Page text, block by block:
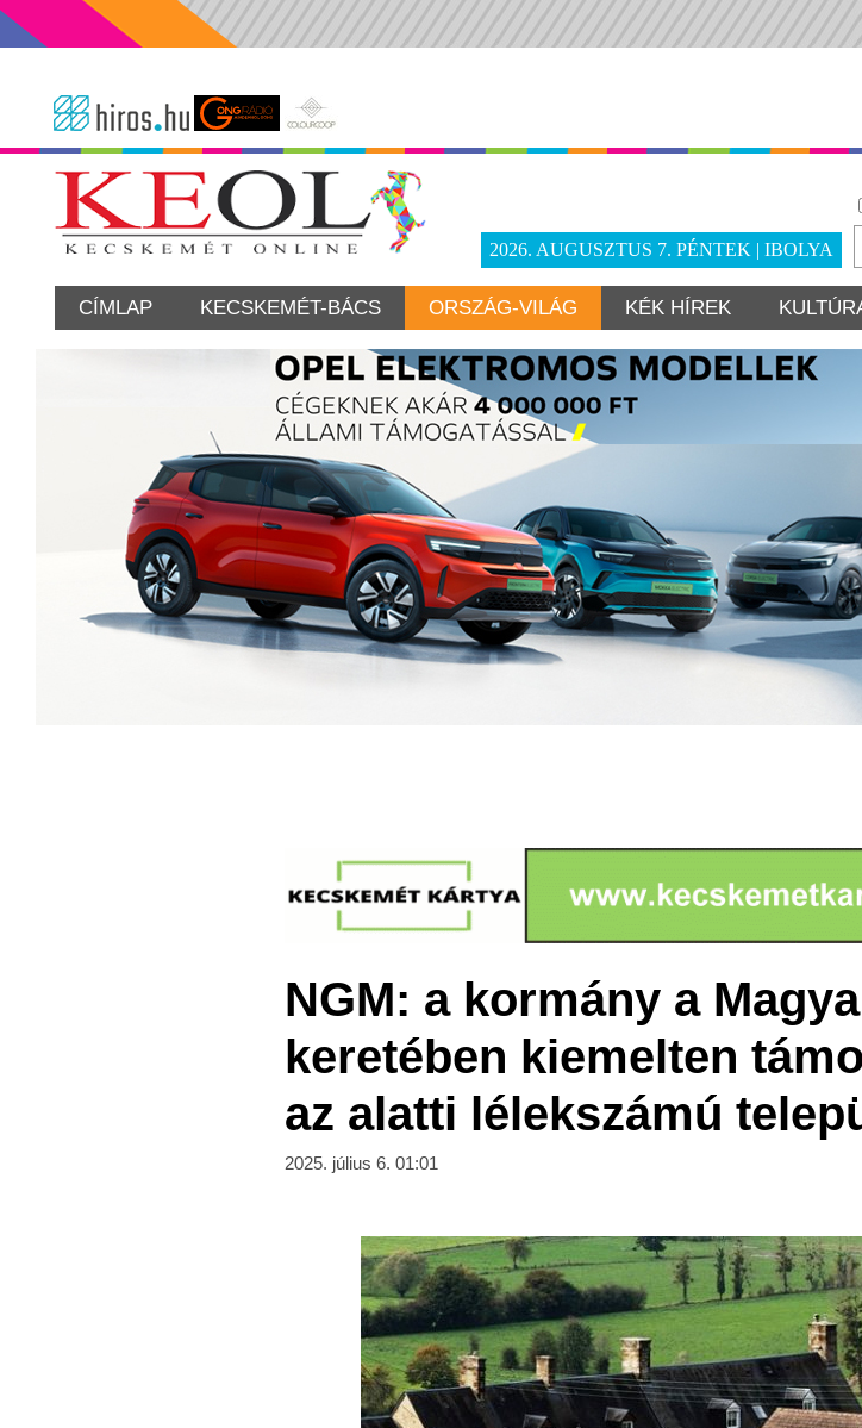
2026. AUGUSZTUS 7. PÉNTEK | IBOLYA
CÍMLAP KECSKEMÉT-BÁCS ORSZÁG-VILÁG KÉK HÍREK
NGM: a kormány a
keretében kiemelten
az alatti lélekszámú
2025. július 6. 01:01